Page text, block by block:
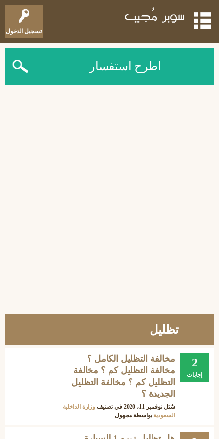
تسجيل الدخول
اطرح استفسار
تظليل
2
إجابات
مخالفة التظليل الكامل ؟
مخالفة التظليل كم ؟ مخالفة
التظليل كم ؟ مخالفة التظليل
الجديدة ؟
سُئل نوفمبر 11، 2020 في تصنيف وزارة الداخلية
السعودية بواسطة مجهول